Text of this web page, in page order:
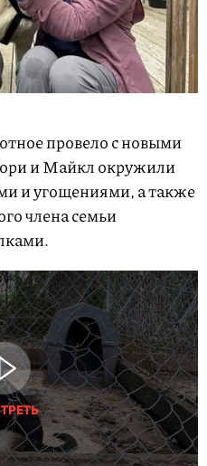
провело с новыми
и Майкл окружили
и угощениями, а также
члена семьи